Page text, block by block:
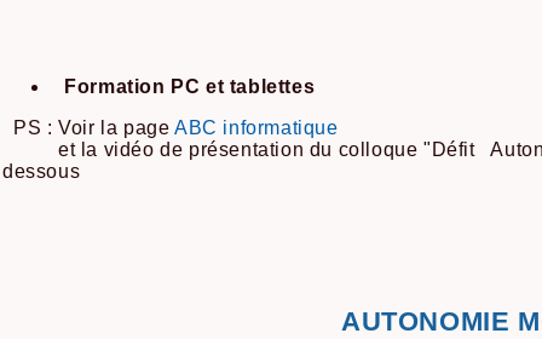
Formation PC et tablettes
PS : Voir la page ABC informatique
et la vidéo de présentation du colloque "Défit
dessous
AUTONOMIE